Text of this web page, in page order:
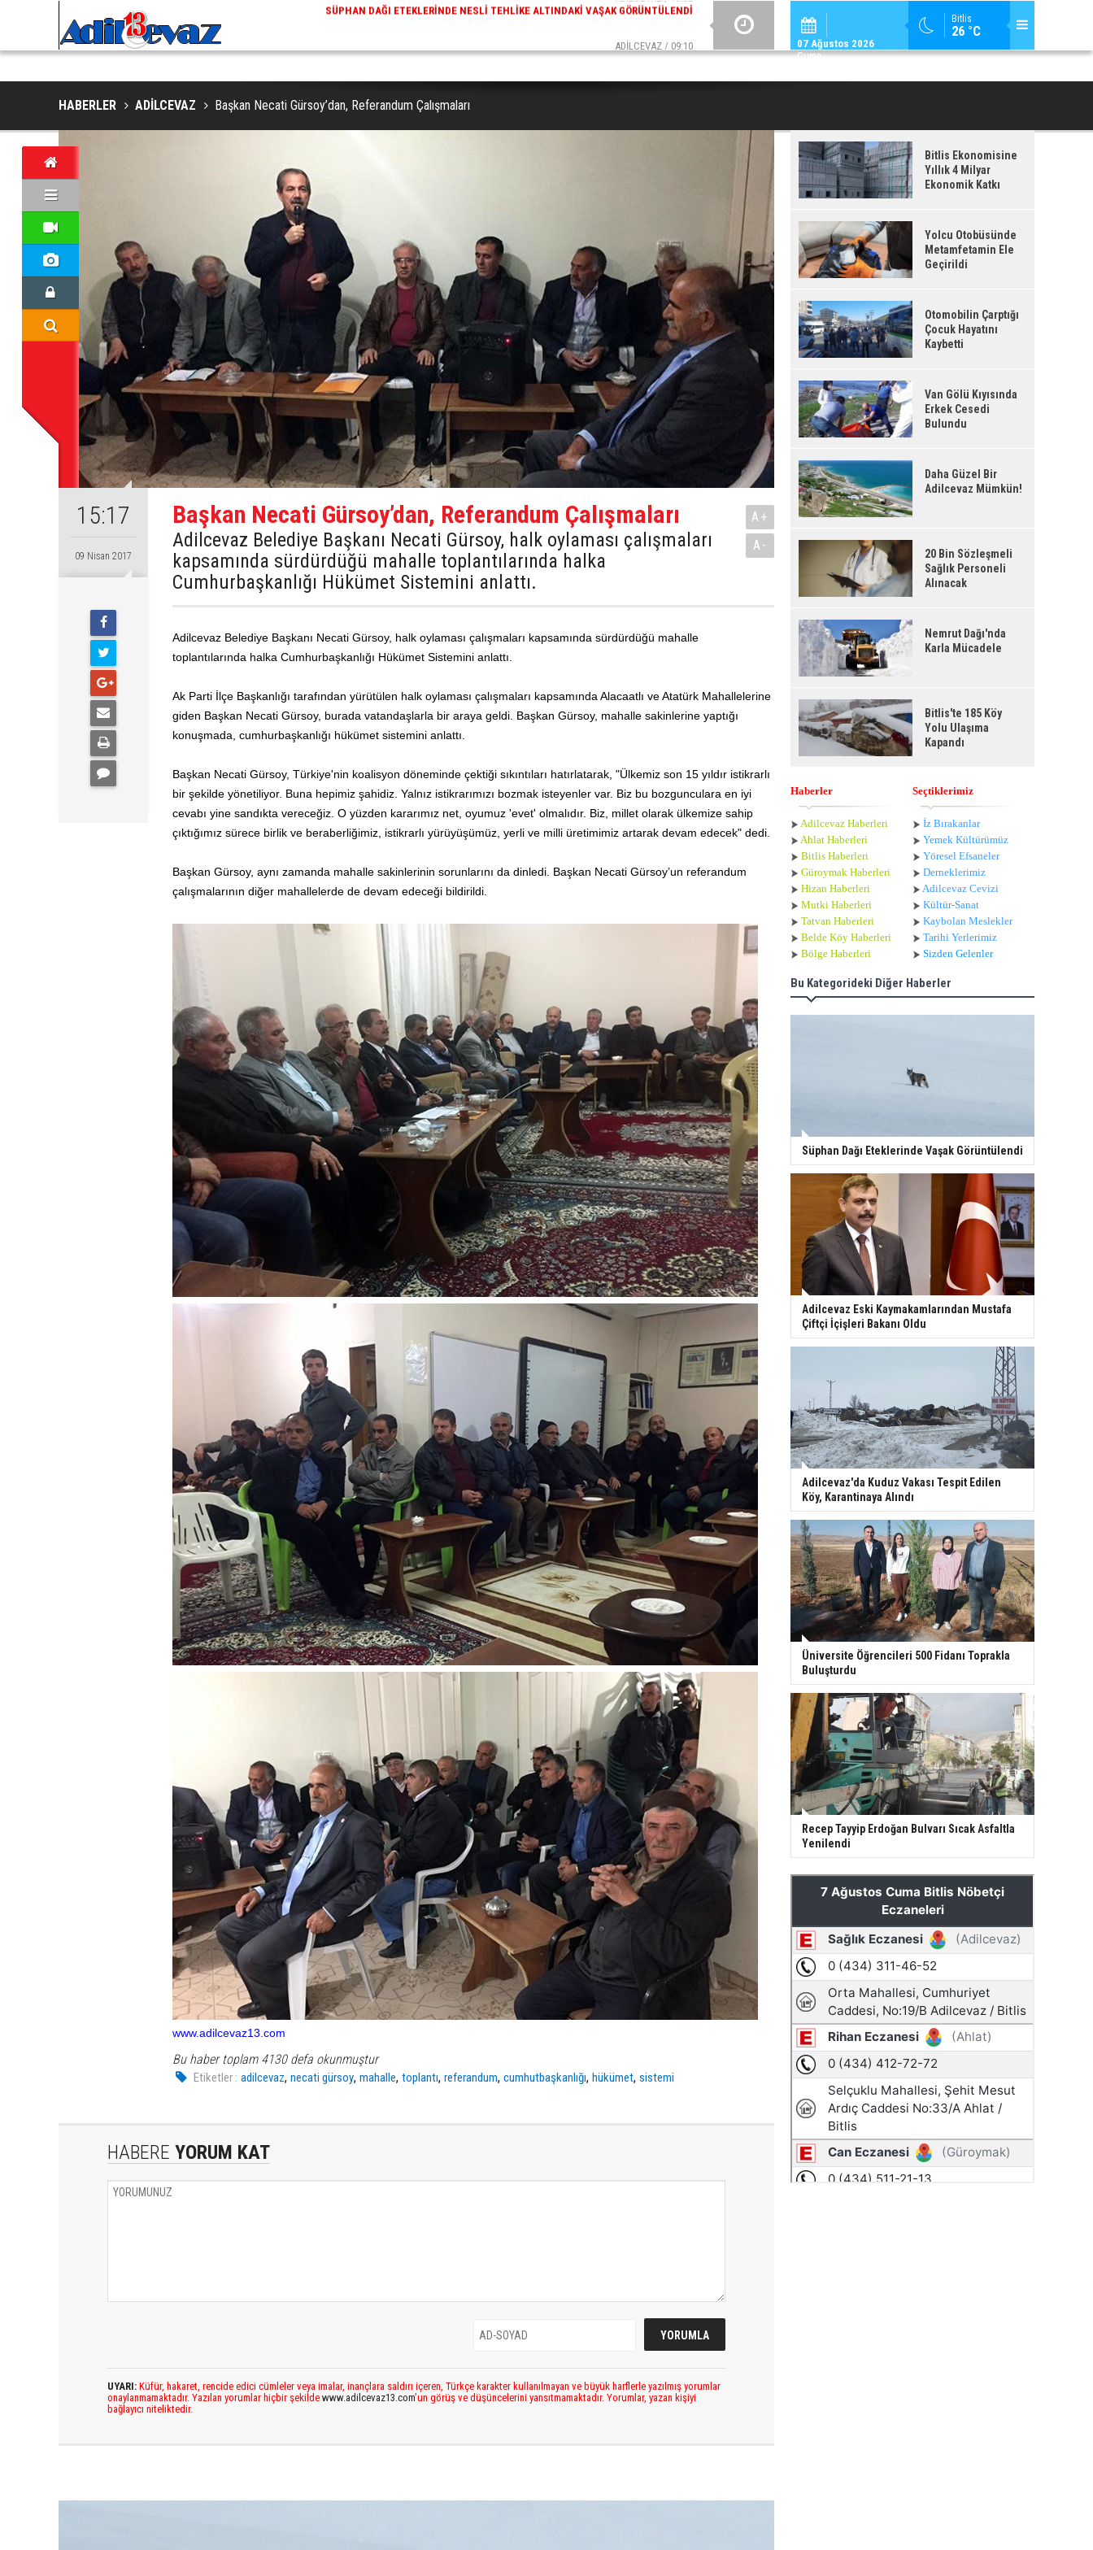
Bitlis
26 °C
07 Ağustos 2026
Cuma
NESLI TEHLIKE ALTINDAKI VAŞAK GÖRÜNTÜLENDI
ADİLCEVAZ / 09:10
ADİLCEVAZ /
ADILCEVAZ'DA KUDUZ VAKASI TESPIT EDILEN KÖY, KARANTINAYA
HABERLER ADİLCEVAZ Başkan Necati Gürsoy’dan, Referandum Çalışmaları
15:17
09 Nisan 2017
Başkan Necati Gürsoy’dan, Referandum Çalışmaları
Adilcevaz Belediye Başkanı Necati Gürsoy, halk oylaması çalışmaları
kapsamında sürdürdüğü mahalle toplantılarında halka
Cumhurbaşkanlığı Hükümet Sistemini anlattı.
A+
A-
Adilcevaz Belediye Başkanı Necati Gürsoy, halk oylaması çalışmaları kapsamında sürdürdüğü mahalle
toplantılarında halka Cumhurbaşkanlığı Hükümet Sistemini anlattı.
Ak Parti İlçe Başkanlığı tarafından yürütülen halk oylaması çalışmaları kapsamında Alacaatlı ve Atatürk Mahallelerine
giden Başkan Necati Gürsoy, burada vatandaşlarla bir araya geldi. Başkan Gürsoy, mahalle sakinlerine yaptığı
konuşmada, cumhurbaşkanlığı hükümet sistemini anlattı.
Başkan Necati Gürsoy, Türkiye'nin koalisyon döneminde çektiği sıkıntıları hatırlatarak, "Ülkemiz son 15 yıldır istikrarlı
bir şekilde yönetiliyor. Buna hepimiz şahidiz. Yalnız istikrarımızı bozmak isteyenler var. Biz bu bozgunculara en iyi
cevabı yine sandıkta vereceğiz. O yüzden kararımız net, oyumuz 'evet' olmalıdır. Biz, millet olarak ülkemize sahip
çıktığımız sürece birlik ve beraberliğimiz, istikrarlı yürüyüşümüz, yerli ve milli üretimimiz artarak devam edecek" dedi.
Başkan Gürsoy, aynı zamanda mahalle sakinlerinin sorunlarını da dinledi. Başkan Necati Gürsoy’un referandum
çalışmalarının diğer mahallelerde de devam edeceği bildirildi.
www.adilcevaz13.com
Bu haber toplam 4130 defa okunmuştur
Etiketler : adilcevaz,necati gürsoy,mahalle,toplantı,referandum,cumhutbaşkanlığı,hükümet,sistemi
HABERE YORUM KAT
UYARI: Küfür, hakaret, rencide edici cümleler veya imalar, inançlara saldırı içeren, Türkçe karakter kullanılmayan ve büyük harflerle yazılmış yorumlar
onaylanmamaktadır. Yazılan yorumlar hiçbir şekilde www.adilcevaz13.com’un görüş ve düşüncelerini yansıtmamaktadır. Yorumlar, yazan kişiyi
bağlayıcı niteliktedir.
Bitlis Ekonomisine
Yıllık 4 Milyar
Ekonomik Katkı
Yolcu Otobüsünde
Metamfetamin Ele
Geçirildi
Otomobilin Çarptığı
Çocuk Hayatını
Kaybetti
Van Gölü Kıyısında
Erkek Cesedi
Bulundu
Daha Güzel Bir
Adilcevaz Mümkün!
20 Bin Sözleşmeli
Sağlık Personeli
Alınacak
Nemrut Dağı'nda
Karla Mücadele
Bitlis'te 185 Köy
Yolu Ulaşıma
Kapandı
Haberler
Adilcevaz Haberleri
Ahlat Haberleri
Bitlis Haberleri
Güroymak Haberleri
Hizan Haberleri
Mutki Haberleri
Tatvan Haberleri
Belde Köy Haberleri
Bölge Haberleri
Seçtiklerimiz
İz Bırakanlar
Yemek Kültürümüz
Yöresel Efsaneler
Derneklerimiz
Adilcevaz Cevizi
Kültür-Sanat
Kaybolan Meslekler
Tarihi Yerlerimiz
Sizden Gelenler
Bu Kategorideki Diğer Haberler
Süphan Dağı Eteklerinde Vaşak Görüntülendi
Adilcevaz Eski Kaymakamlarından Mustafa
Çiftçi İçişleri Bakanı Oldu
Adilcevaz'da Kuduz Vakası Tespit Edilen
Köy, Karantinaya Alındı
Üniversite Öğrencileri 500 Fidanı Toprakla
Buluşturdu
Recep Tayyip Erdoğan Bulvarı Sıcak Asfaltla
Yenilendi